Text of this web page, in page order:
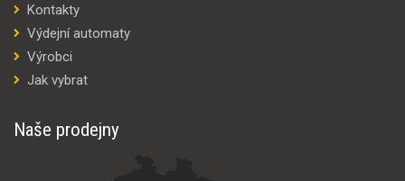
Kontakty
Výdejní automaty
Výrobci
Jak vybrat
Naše prodejny